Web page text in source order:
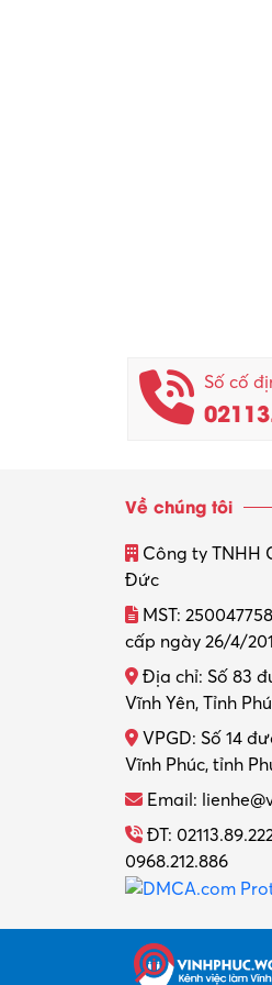
Số cố
Về chúng tôi
Công ty TNHH
Đức
MST:
cấp ngày 26/4/
Địa chỉ: Số 83
Vĩnh Yên, Tỉnh
VPGD: Số 14
Vĩnh Phúc, tỉnh
Email:
ĐT:
0968.212.886